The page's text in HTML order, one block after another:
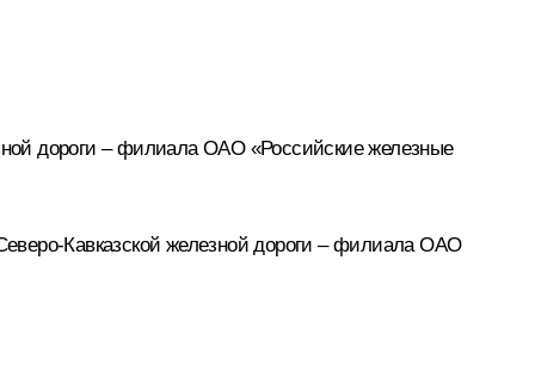
дороги – филиала ОАО «Российские железные
Кавказской железной дороги – филиала ОАО